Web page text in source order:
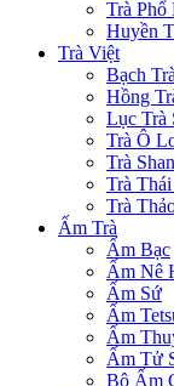
Trà Phổ
Huyền
Trà Việt
Bạch
Hồng
Lục Trà
Trà Ô
Trà
Trà
Trà
Ấm Trà
Ấm Bạc
Ấm Nê
Ấm Sứ
Ấm
Ấm
Ấm Tử
Bộ Ấm